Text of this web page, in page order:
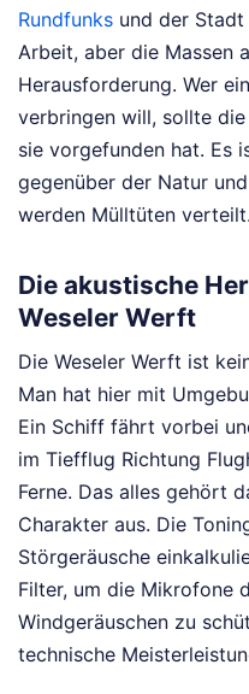
Rundfunks und der
Arbeit, aber die Massen
Herausforderung. Wer
verbringen will, sollte
sie vorgefunden hat. Es
gegenüber der Natur
werden Mülltüten
Die akustische
Weseler Werft
Die Weseler Werft ist
Man hat hier mit
Ein Schiff fährt vorbei
im Tiefflug Richtung
Ferne. Das alles gehört
Charakter aus. Die
Störgeräusche
Filter, um die Mikrofone
Windgeräuschen zu
technische